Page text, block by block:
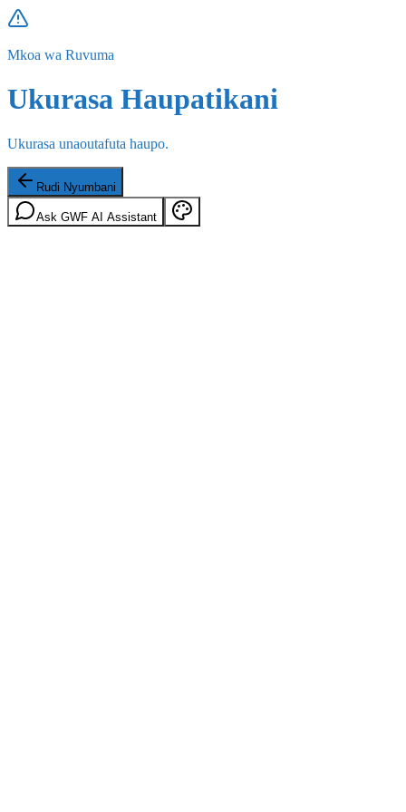
Mkoa wa Ruvuma
Ukurasa Haupatikani
Ukurasa unaoutafuta haupo.
Rudi Nyumbani
Ask GWF AI Assistant